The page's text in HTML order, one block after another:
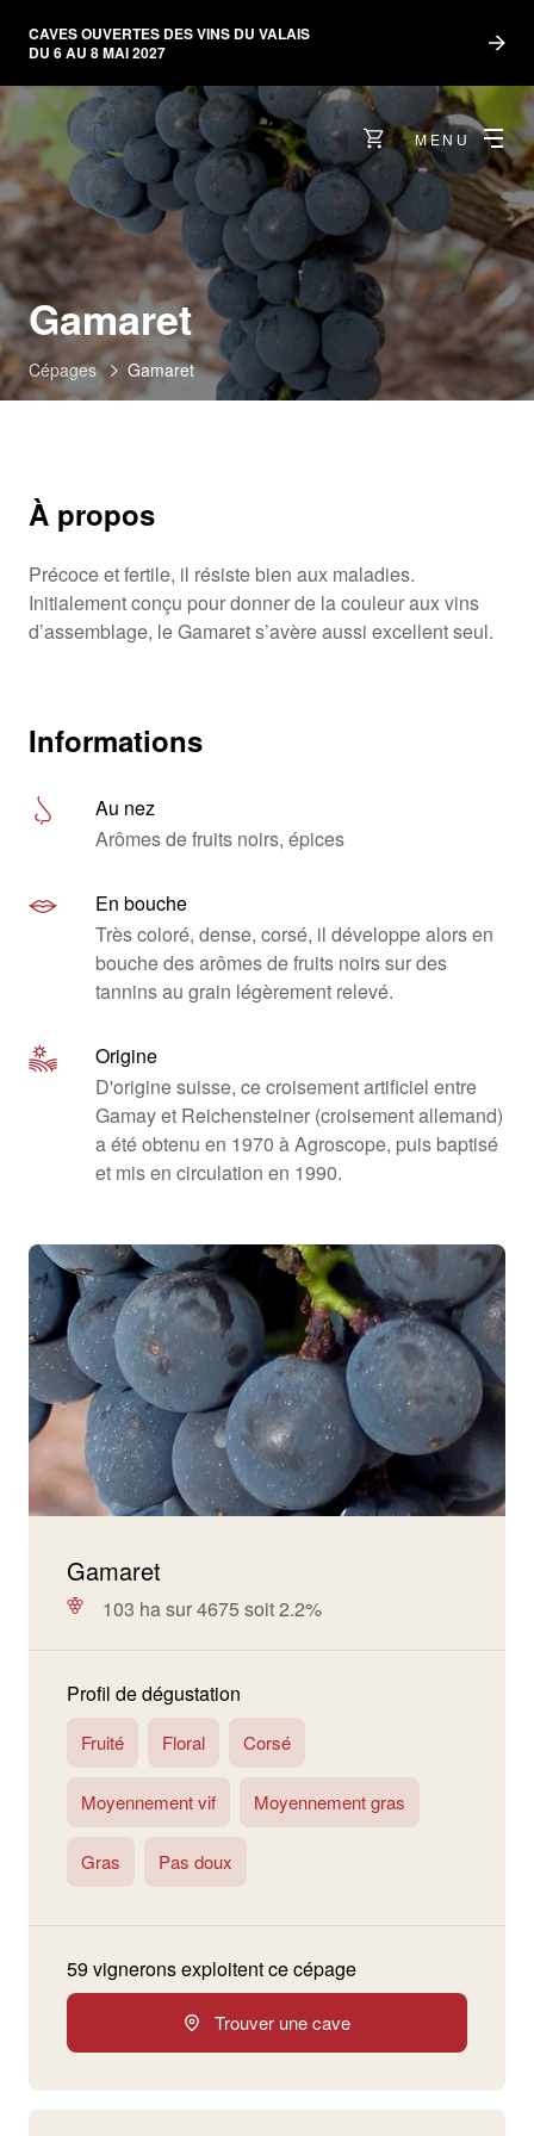
CAVES OUVERTES DES VINS DU VALAIS
DU 6 AU 8 MAI 2027
MENU
Gamaret
Cépages Gamaret
À propos
Précoce et fertile, il résiste bien aux maladies.
Initialement conçu pour donner de la couleur aux vins
d’assemblage, le Gamaret s’avère aussi excellent seul.
Informations
Au nez
Arômes de fruits noirs, épices
En bouche
Très coloré, dense, corsé, il développe alors en
bouche des arômes de fruits noirs sur des
tannins au grain légèrement relevé.
Origine
D'origine suisse, ce croisement artificiel entre
Gamay et Reichensteiner (croisement allemand)
a été obtenu en 1970 à Agroscope, puis baptisé
et mis en circulation en 1990.
Gamaret
103 ha sur 4675 soit 2.2%
Profil de dégustation
Fruité Floral Corsé
Moyennement vif Moyennement gras
Gras Pas doux
59 vignerons exploitent ce cépage
Trouver une cave